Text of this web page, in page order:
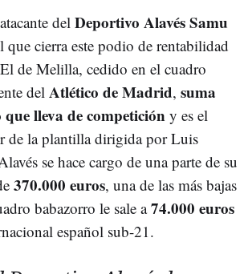
del Deportivo Alavés Samu
que cierra este podio de rentabilidad
de Melilla, cedido en el cuadro
del Atlético de Madrid, suma
que lleva de competición y es el
de la plantilla dirigida por Luis
se hace cargo de una parte de su
370.000 euros, una de las más bajas
babazorro le sale a74.000 euros
español sub-21.